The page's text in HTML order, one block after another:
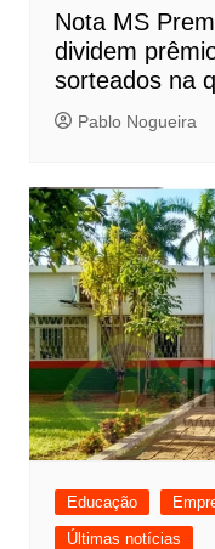
Nota MS
dividem
sorteados na
Pablo Nogueira
Educação
Últimas notícias